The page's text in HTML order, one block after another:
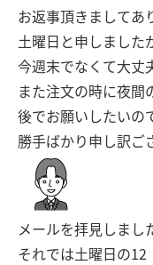
お返事頂きましてあ
土曜日と申しました
今週末でなくて大丈
また注文の時に夜
後でお願いしたいの
勝手ばかり申し訳ご
メールを拝見しまし
それでは土曜日の